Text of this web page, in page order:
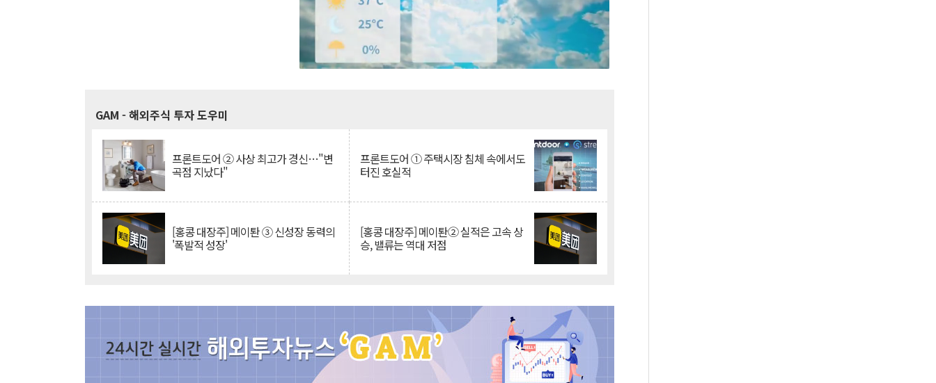
GAM - 해외주식 투자 도우미
프론트도어 ② 사상 최고가 경신…"변
곡점 지났다"
프론트도어 ① 주택시장 침체 속에서도
터진 호실적
[홍콩 대장주] 메이퇀 ③ 신성장 동력의
'폭발적 성장'
[홍콩 대장주] 메이퇀② 실적은 고속 상
승, 밸류는 역대 저점